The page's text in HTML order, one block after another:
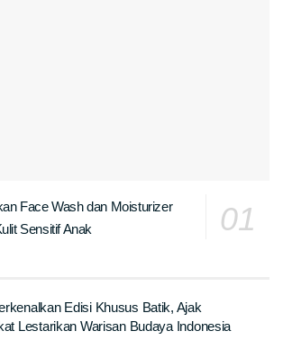
Sensitif Anak
Edisi Khusus Batik, Ajak
Lestarikan Warisan Budaya Indonesia